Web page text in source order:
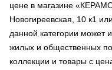
цене в магазине
Новогиреевская, 10 к1
данной категории может
жилых и общественных
коллекции и товары с